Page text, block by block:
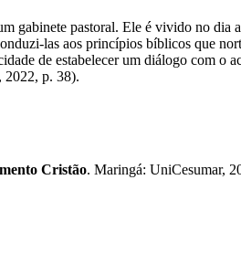
gabinete pastoral. Ele é vivido no
las aos princípios bíblicos que
de estabelecer um diálogo com o
2022, p. 38).
Cristão. Maringá: UniCesumar,